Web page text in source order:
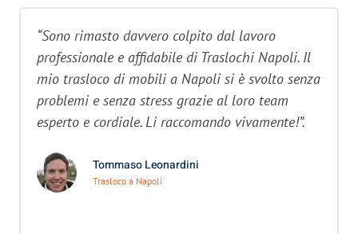
“Sono rimasto davvero colpito dal lavoro
professionale e affidabile di Traslochi Napoli. Il
mio trasloco di mobili a Napoli si è svolto senza
problemi e senza stress grazie al loro team
esperto e cordiale. Li raccomando vivamente!”.
Tommaso Leonardini
Trasloco a Napoli